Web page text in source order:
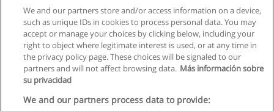
We and our partners store and/or access information on a device,
such as unique IDs in cookies to process personal data. You may
accept or manage your choices by clicking below, including your
right to object where legitimate interest is used, or at any time in
the privacy policy page. These choices will be signaled to our
partners and will not affect browsing data. Más información sobre
su privacidad
We and our partners process data to provide: